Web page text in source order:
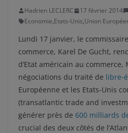
Hadrien LECLERC 17 février 2014
Economie,Etats-Unis,Union
Lundi 17 janvier, le
commerce, Karel De Gucht,
d’Etat américain au commerce,
négociations du traité de libre-
Européenne et les Etats-Unis
(transatlantic trade and
générer près de 600 milliards
crucial des deux côtés de